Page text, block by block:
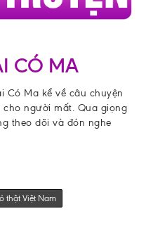
CÓ MA
Có Ma kể về câu chuyện
người mất. Qua giọng
theo dõi và đón nghe
thật Việt Nam